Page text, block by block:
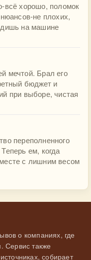
всё хорошо, поломок
не плохих,
на машине
мечтой. Брал его
бюджет и
при выборе, чистая
переполненного
ем, когда
с лишним весом
о компаниях, где
Сервис также
собирает